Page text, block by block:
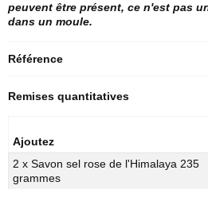
peuvent être présent, ce n'est pas
dans un moule.
Référence
Remises quantitatives
Ajoutez
2 x Savon sel rose de l'Himalaya 235
grammes